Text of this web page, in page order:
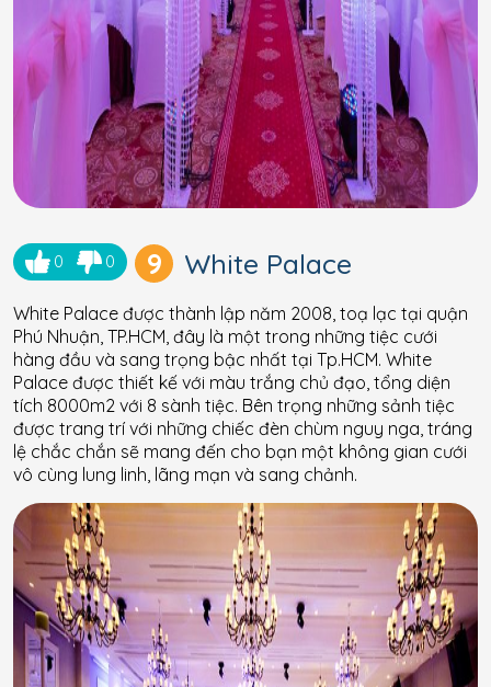
0 0 9 White Palace
White Palace được thành lập năm 2008, toạ lạc tại quận
Phú Nhuận, TP.HCM, đây là một trong những tiệc cưới
hàng đầu và sang trọng bậc nhất tại Tp.HCM. White
Palace được thiết kế với màu trắng chủ đạo, tổng diện
tích 8000m2 với 8 sành tiệc. Bên trọng những sảnh tiệc
được trang trí với những chiếc đèn chùm nguy nga, tráng
lệ chắc chắn sẽ mang đến cho bạn một không gian cưới
vô cùng lung linh, lãng mạn và sang chảnh.